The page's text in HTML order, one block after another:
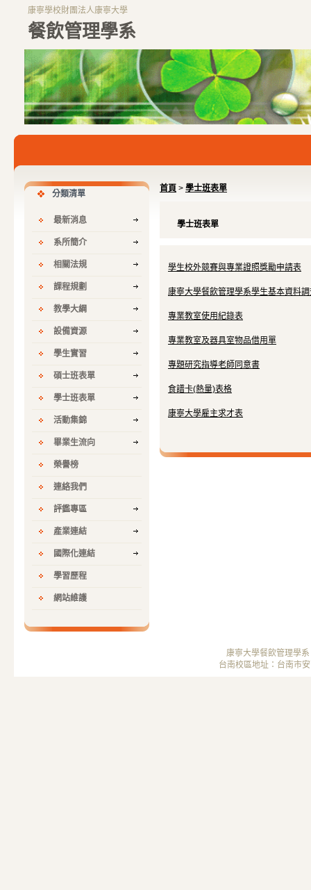
餐飲管理學系
康寧學校財團法人康寧大學
分類清單
最新消息
系所簡介
相關法規
課程規劃
教學大綱
設備資源
學生實習
碩士班表單
學士班表單
活動集錦
畢業生流向
榮譽榜
連絡我們
評鑑專區
產業連結
國際化連結
學習歷程
網站維護
首頁 > 學士班表單
學士班表單
學生校外競賽與專業證照獎勵申請表
康寧大學餐飲管理學系學生基本資料
專業教室使用紀錄表
專業教室及器具室物品借用單
專題研究指導老師同意書
食譜卡(熱量)表格
康寧大學雇主求才表
康寧大學餐飲管理學
台南校區地址：台南市